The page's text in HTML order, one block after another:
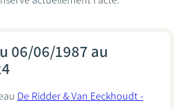
06/06/1987 au
De Ridder & Van Eeckhoudt -